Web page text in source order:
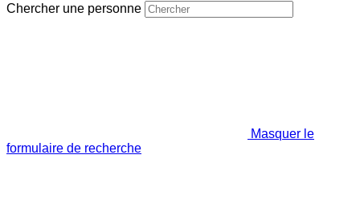
Chercher une personne
Masquer le
formulaire de recherche